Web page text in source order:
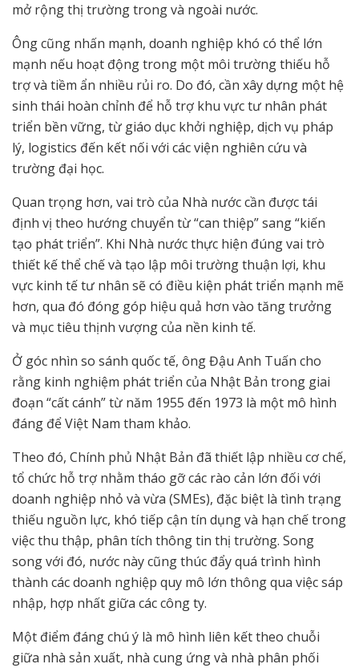
mở rộng thị trường trong và ngoài nước.
Ông cũng nhấn mạnh, doanh nghiệp khó có thể lớn
mạnh nếu hoạt động trong một môi trường thiếu hỗ
trợ và tiềm ẩn nhiều rủi ro. Do đó, cần xây dựng một hệ
sinh thái hoàn chỉnh để hỗ trợ khu vực tư nhân phát
triển bền vững, từ giáo dục khởi nghiệp, dịch vụ pháp
lý, logistics đến kết nối với các viện nghiên cứu và
trường đại học.
Quan trọng hơn, vai trò của Nhà nước cần được tái
định vị theo hướng chuyển từ “can thiệp” sang “kiến
tạo phát triển”. Khi Nhà nước thực hiện đúng vai trò
thiết kế thể chế và tạo lập môi trường thuận lợi, khu
vực kinh tế tư nhân sẽ có điều kiện phát triển mạnh mẽ
hơn, qua đó đóng góp hiệu quả hơn vào tăng trưởng
và mục tiêu thịnh vượng của nền kinh tế.
Ở góc nhìn so sánh quốc tế, ông Đậu Anh Tuấn cho
rằng kinh nghiệm phát triển của Nhật Bản trong giai
đoạn “cất cánh” từ năm 1955 đến 1973 là một mô hình
đáng để Việt Nam tham khảo.
Theo đó, Chính phủ Nhật Bản đã thiết lập nhiều cơ chế,
tổ chức hỗ trợ nhằm tháo gỡ các rào cản lớn đối với
doanh nghiệp nhỏ và vừa (SMEs), đặc biệt là tình trạng
thiếu nguồn lực, khó tiếp cận tín dụng và hạn chế trong
việc thu thập, phân tích thông tin thị trường. Song
song với đó, nước này cũng thúc đẩy quá trình hình
thành các doanh nghiệp quy mô lớn thông qua việc sáp
nhập, hợp nhất giữa các công ty.
Một điểm đáng chú ý là mô hình liên kết theo chuỗi
giữa nhà sản xuất, nhà cung ứng và nhà phân phối